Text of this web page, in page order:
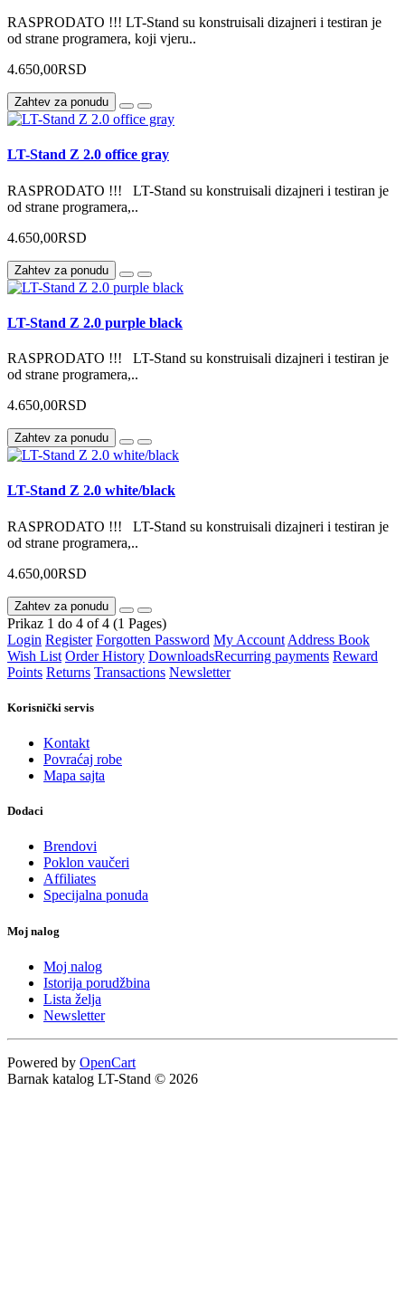
RASPRODATO !!! LT-Stand su konstruisali dizajneri i testiran je
od strane programera, koji vjeru..
4.650,00RSD
Zahtev za ponudu
LT-Stand Z 2.0 office gray
RASPRODATO !!! LT-Stand su konstruisali dizajneri i testiran je
od strane programera,..
4.650,00RSD
Zahtev za ponudu
LT-Stand Z 2.0 purple black
RASPRODATO !!! LT-Stand su konstruisali dizajneri i testiran je
od strane programera,..
4.650,00RSD
Zahtev za ponudu
LT-Stand Z 2.0 white/black
RASPRODATO !!! LT-Stand su konstruisali dizajneri i testiran je
od strane programera,..
4.650,00RSD
Zahtev za ponudu
Prikaz 1 do 4 of 4 (1 Pages)
Login Register Forgotten Password My Account Address Book
Wish List Order History DownloadsRecurring payments Reward
Points Returns Transactions Newsletter
Korisnički servis
Kontakt
Povraćaj robe
Mapa sajta
Dodaci
Brendovi
Poklon vaučeri
Affiliates
Specijalna ponuda
Moj nalog
Moj nalog
Istorija porudžbina
Lista želja
Newsletter
Powered by OpenCart
Barnak katalog LT-Stand © 2026